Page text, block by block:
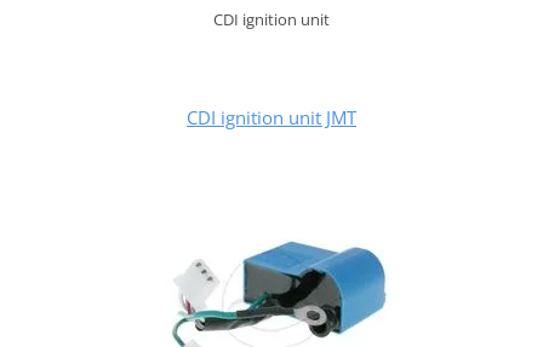
CDI ignition unit
CDI ignition unit JMT